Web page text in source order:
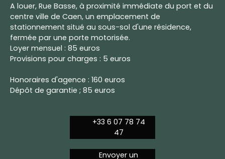
A louer, Rue Basse, à proximité immédiate du port et du
centre ville de Caen, un emplacement de
stationnement situé au sous-sol d'une résidence,
fermée par une porte motorisée.
Loyer mensuel : 85 euros
Provisions pour charges : 5 euros
Honoraires d'agence : 160 euros
Dépôt de garantie ; 85 euros
+33 6 07 78 74
47
Envoyer un